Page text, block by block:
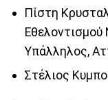
Πίστη
Υπάλληλος,
Στέλιος